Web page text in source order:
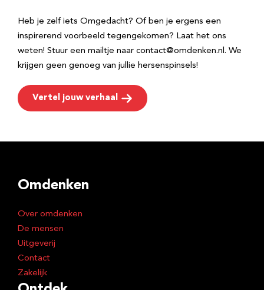
Heb je zelf iets Omgedacht? Of ben je ergens een
inspirerend voorbeeld tegengekomen? Laat het ons
weten! Stuur een mailtje naar contact@omdenken.nl. We
krijgen geen genoeg van jullie hersenspinsels!
Vertel jouw verhaal
Omdenken
Over omdenken
De mensen
Uitgeverij
Contact
Zakelijk